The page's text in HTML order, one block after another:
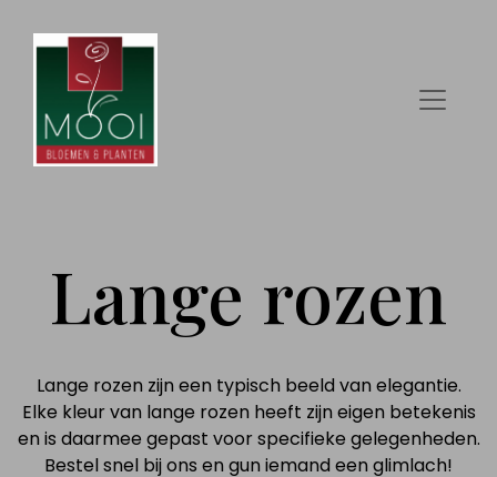
Lange rozen
Lange rozen zijn een typisch beeld van elegantie.
Elke kleur van lange rozen heeft zijn eigen betekenis
en is daarmee gepast voor specifieke gelegenheden.
Bestel snel bij ons en gun iemand een glimlach!